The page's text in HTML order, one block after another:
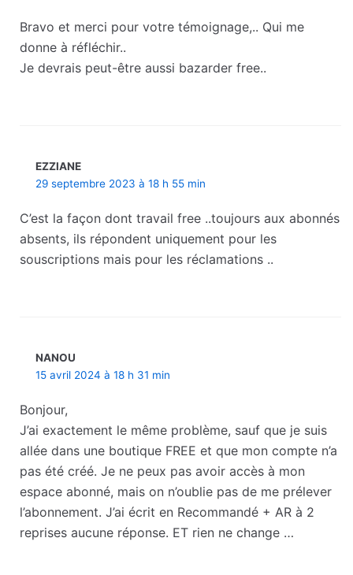
Bravo et merci pour votre témoignage,.. Qui me
donne à réfléchir..
Je devrais peut-être aussi bazarder free..
EZZIANE
29 septembre 2023 à 18 h 55 min
C’est la façon dont travail free ..toujours aux abonnés
absents, ils répondent uniquement pour les
souscriptions mais pour les réclamations ..
NANOU
15 avril 2024 à 18 h 31 min
Bonjour,
J’ai exactement le même problème, sauf que je suis
allée dans une boutique FREE et que mon compte n’a
pas été créé. Je ne peux pas avoir accès à mon
espace abonné, mais on n’oublie pas de me prélever
l’abonnement. J’ai écrit en Recommandé + AR à 2
reprises aucune réponse. ET rien ne change …